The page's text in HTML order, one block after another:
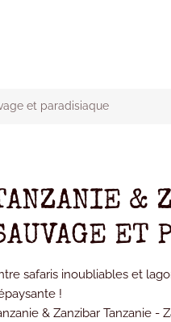
et paradisiaque
&
ET
safaris inoubliables et
!
& Zanzibar Tanzanie -